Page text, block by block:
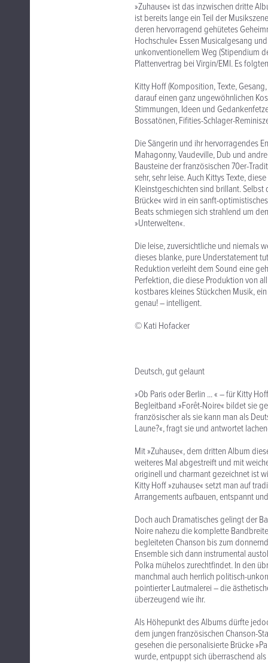
»Zuhause« ist das inzwischen dritte
ist bereits lange ein Teil der
deren hervorragend gehütetes
Hochschule« Essen Musicalgesang
unkonventionellem Weg (Stipendium
Plattenvertrag bei Virgin/EMI. Es
Kitty Hoff (Komposition, Texte,
darauf einen ganz ungewöhnlichen
Stimmungen, Ideen und
Bossatönen, Fifities-Schlager-
Die Sängerin und ihr hervorragendes
Mahagonny, Vaudeville, Dub und
Bausteine der französischen 70er-
sehr, sehr leise. Auch Kittys Texte,
Kleinstgeschichten sind brillant.
Brücke« wird in ein sanft-
Beats schmiegen sich strahlend um
»Unterwelten«.
Die leise, zuversichtliche und niemals
dieses blanke, pure Understatement
Reduktion verleiht dem Sound eine
Perfektion, die diese Produktion von
kostbares kleines Stückchen Musik,
genau! – intelligent.
© Kati Hofacker
Deutsch, gut gelaunt
»Ob Paris oder Berlin ... « – für Kitty
Begleitband »Forêt-Noire« bildet sie
französischer als sie kann man als
Laune?«, fragt sie und antwortet
Mit »Zuhause«, dem dritten Album
weiteres Mal abgestreift und mit
originell und charmant gezeichnet ist
Kitty Hoff »zuhause« setzt man auf
Arrangements aufbauen, entspannt
Doch auch Dramatisches gelingt der
Noire nahezu die komplette
begleiteten Chanson bis zum
Ensemble sich dann instrumental
Polka mühelos zurechtfindet. In den
manchmal auch herrlich politisch-
pointierter Lautmalerei – die
überzeugend wie ihr.
Als Höhepunkt des Albums dürfte
dem jungen französischen Chanson-
gesehen die personalisierte Brücke
wurde, entpuppt sich überraschend